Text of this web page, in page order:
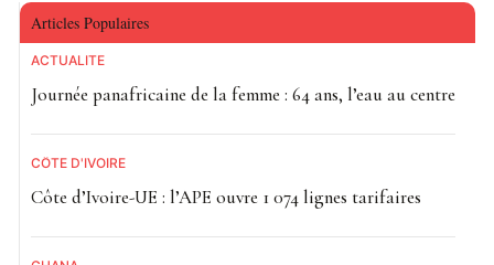
Articles Populaires
ACTUALITE
Journée panafricaine de la femme : 64 ans, l’eau au centre
CÔTE D'IVOIRE
Côte d’Ivoire-UE : l’APE ouvre 1 074 lignes tarifaires